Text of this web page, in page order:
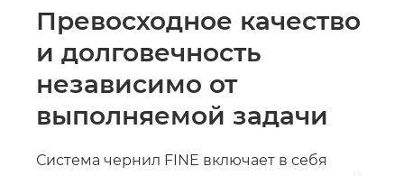
Превосходное качество
и долговечность
независимо от
выполняемой задачи
Система чернил FINE включает в себя